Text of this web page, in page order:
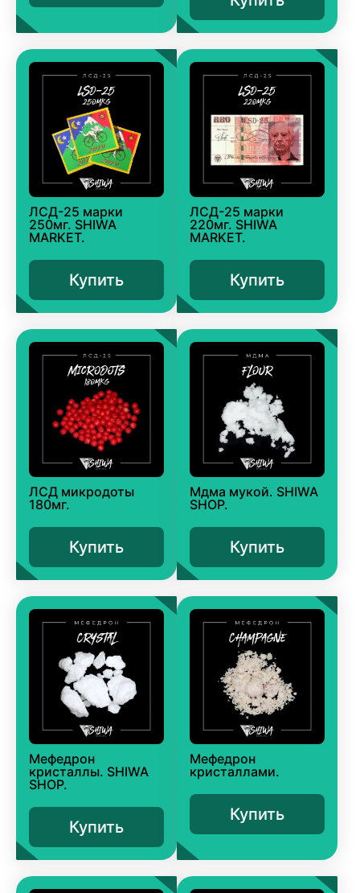
ЛСД-25 марки
250мг. SHIWA
MARKET.
Купить
ЛСД-25 марки
220мг. SHIWA
MARKET.
Купить
ЛСД микродоты
180мг.
Купить
Мдма мукой. SHIWA
SHOP.
Купить
Мефедрон
кристаллы. SHIWA
SHOP.
Купить
Мефедрон
кристаллами.
Купить